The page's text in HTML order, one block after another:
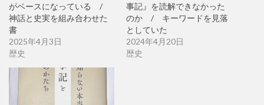
がベースになっている /
神話と史実を組み合わせた
書
2025年4月3日
歴史
事記』を読解できなかった
のか / キーワードを見落
としていた
2024年4月20日
歴史